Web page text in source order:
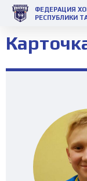
ФЕДЕРАЦИЯ
РЕСПУБЛИКИ